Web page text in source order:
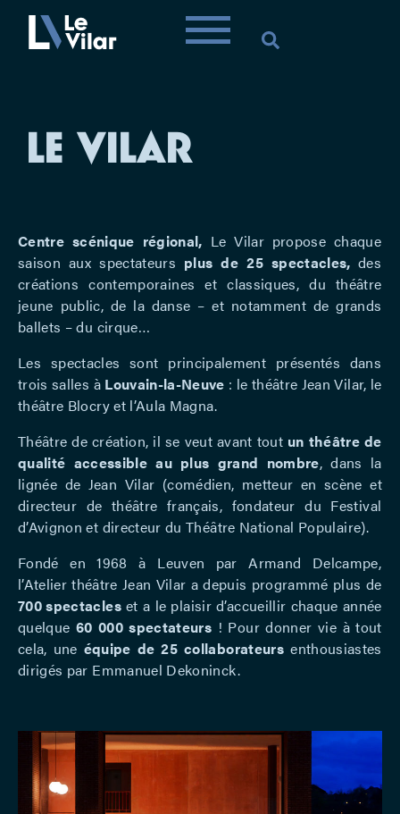
LE VILAR
Centre scénique régional, Le Vilar propose chaque
saison aux spectateurs plus de 25 spectacles, des
créations contemporaines et classiques, du théâtre
jeune public, de la danse – et notamment de grands
ballets – du cirque…
Les spectacles sont principalement présentés dans
trois salles à Louvain-la-Neuve : le théâtre Jean Vilar, le
théâtre Blocry et l’Aula Magna.
Théâtre de création, il se veut avant tout un théâtre de
qualité accessible au plus grand nombre, dans la
lignée de Jean Vilar (comédien, metteur en scène et
directeur de théâtre français, fondateur du Festival
d’Avignon et directeur du Théâtre National Populaire).
Fondé en 1968 à Leuven par Armand Delcampe,
l’Atelier théâtre Jean Vilar a depuis programmé plus de
700 spectacleset a le plaisir d’accueillir chaque année
quelque 60 000 spectateurs ! Pour donner vie à tout
cela, une équipe de 25 collaborateursenthousiastes
dirigés par Emmanuel Dekoninck.